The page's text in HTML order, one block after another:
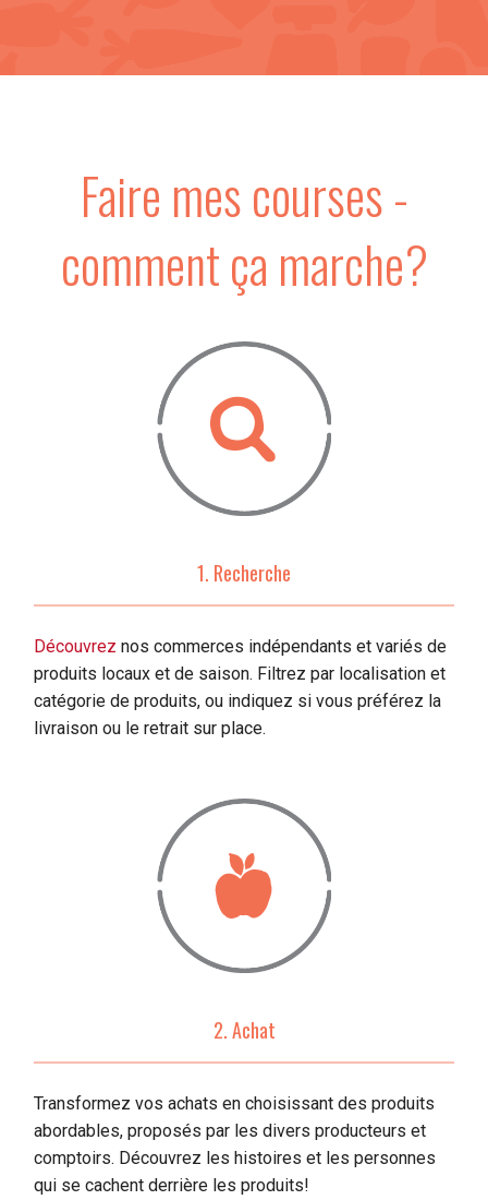
Faire mes courses -
comment ça marche?
1. Recherche
Découvrez nos commerces indépendants et variés de
produits locaux et de saison. Filtrez par localisation et
catégorie de produits, ou indiquez si vous préférez la
livraison ou le retrait sur place.
2. Achat
Transformez vos achats en choisissant des produits
abordables, proposés par les divers producteurs et
comptoirs. Découvrez les histoires et les personnes
qui se cachent derrière les produits!